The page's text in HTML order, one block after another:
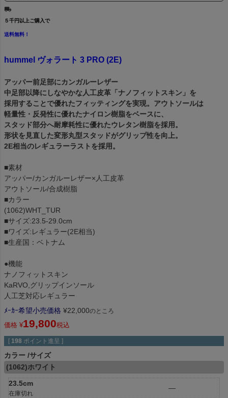
５千円以上ご購入で
送料無料！
hummel ヴォラート 3 PRO (2E)
アッパー前足部にカンガルーレザー
中足部以降にしなやかな人工皮革「ナノフィットスキン」を
採用することで優れたフィッティングを実現。アウトソールは
軽量性・反発性に優れたナイロン樹脂をベースに、
スタッド部分へ耐摩耗性に優れたウレタン樹脂を採用。
形状を見直した変形丸型スタッドがグリップ性を向上。
2E相当のレギュラーラストを採用。
■素材
アッパー/カンガルーレザー×人工皮革
アウトソール/合成樹脂
■カラー
(1062)WHT_TUR
■サイズ:23.5-29.0cm
■ワイズ:レギュラー(2E相当)
■生産国：ベトナム
●機能
ナノフィットスキン
KaRVO,グリップインソール
人工芝対応レギュラー
ﾒｰｶｰ希望小売価格 ¥22,000のところ
価格 ¥19,800税込
[ 198 ポイント進呈 ]
カラー サイズ
(1062)ホワイト
23.5cm
在庫切れ
—